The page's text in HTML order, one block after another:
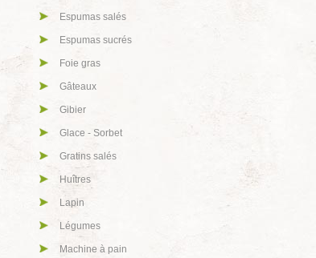
Espumas salés
Espumas sucrés
Foie gras
Gâteaux
Gibier
Glace - Sorbet
Gratins salés
Huîtres
Lapin
Légumes
Machine à pain